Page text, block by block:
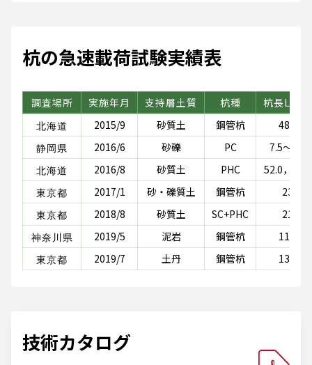
杭の急速載荷試験実績表
調査場所 実施年月 支持層土質 杭種 杭長L (m)
北海道 2015/9 砂質土 鋼管杭 48.3
静岡県 2016/6 砂礫 PC 7.5～8.0
北海道 2016/8 砂質土 PHC 52.0，53.0
東京都 2017/1 砂・礫質土 鋼管杭 23
東京都 2018/8 砂質土 SC+PHC 21
神奈川県 2019/5 泥岩 鋼管杭 11.5
東京都 2019/7 土丹 鋼管杭 13.1
技術カタログ